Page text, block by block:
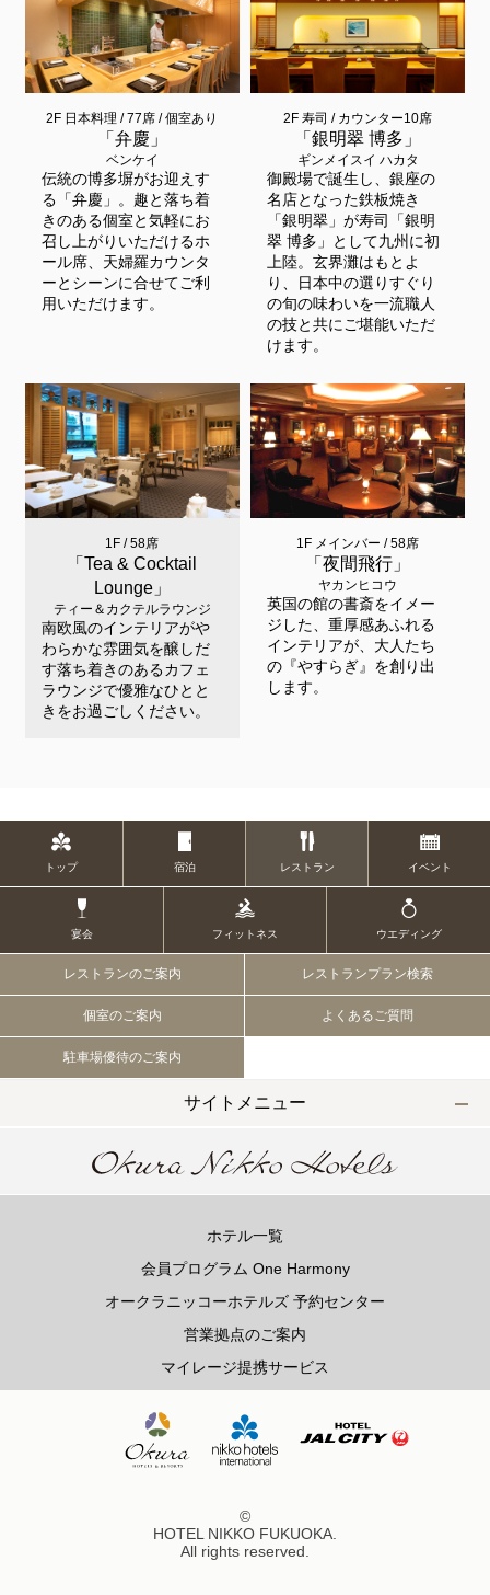
2F 日本料理 / 77席 / 個室あり
「弁慶」
ベンケイ
伝統の博多塀がお迎えす
る「弁慶」。趣と落ち着
きのある個室と気軽にお
召し上がりいただけるホ
ール席、天婦羅カウンタ
ーとシーンに合せてご利
用いただけます。
2F 寿司 / カウンター10席
「銀明翠 博多」
ギンメイスイ ハカタ
御殿場で誕生し、銀座の
名店となった鉄板焼き
「銀明翠」が寿司「銀明
翠 博多」として九州に初
上陸。玄界灘はもとよ
り、日本中の選りすぐり
の旬の味わいを一流職人
の技と共にご堪能いただ
けます。
1F / 58席
「Tea & Cocktail
Lounge」
ティー＆カクテルラウンジ
南欧風のインテリアがや
わらかな雰囲気を醸しだ
す落ち着きのあるカフェ
ラウンジで優雅なひとと
きをお過ごしください。
1F メインバー / 58席
「夜間飛行」
ヤカンヒコウ
英国の館の書斎をイメー
ジした、重厚感あふれる
インテリアが、大人たち
の『やすらぎ』を創り出
します。
トップ 宿泊 レストラン イベント
宴会 フィットネス ウエディング
レストランのご案内 レストランプラン検索
個室のご案内 よくあるご質問
駐車場優待のご案内
サイトメニュー
ホテル一覧
会員プログラム One Harmony
オークラニッコーホテルズ 予約センター
営業拠点のご案内
マイレージ提携サービス
©
HOTEL NIKKO FUKUOKA.
All rights reserved.